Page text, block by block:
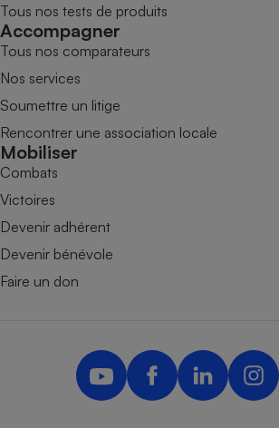
Tous nos tests de produits
Accompagner
Tous nos comparateurs
Nos services
Soumettre un litige
Rencontrer une association locale
Mobiliser
Combats
Victoires
Devenir adhérent
Devenir bénévole
Faire un don